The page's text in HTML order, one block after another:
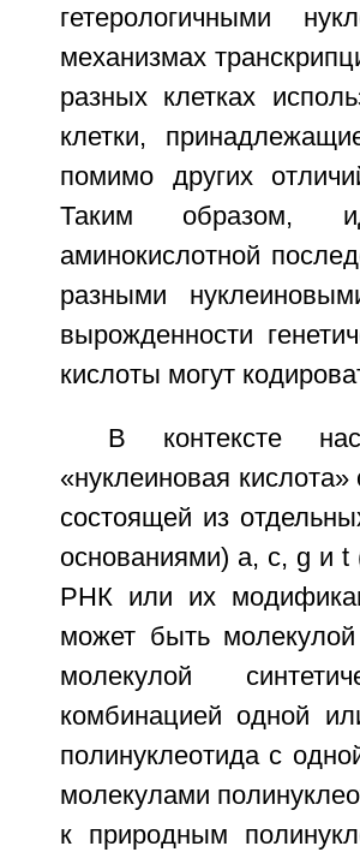
гетерологичными
механизмах
разных клетках
клетки,
помимо других
Таким образом,
аминокислотной
разными
вырожденности
кислоты могут
В контексте
«нуклеиновая
состоящей из
основаниями) а, с, g и
РНК или их
может быть
молекулой
комбинацией одной
полинуклеотида с
молекулами
к природным